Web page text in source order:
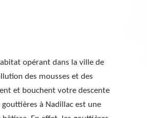
opérant dans la ville de
des mousses et des
et bouchent votre descente
à Nadillac est une